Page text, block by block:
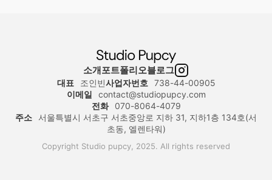
소개포트폴리오블로그
대표 조인빈사업자번호
738-44-00905
이메일
contact@studiopupcy.com
전화
070-8064-4079
주소 서울특별시 서초구 서초중앙로 지하 31, 지하1층 134호(서
초동, 엘렌타워)
Copyright Studio pupcy, 2025. All rights reserved